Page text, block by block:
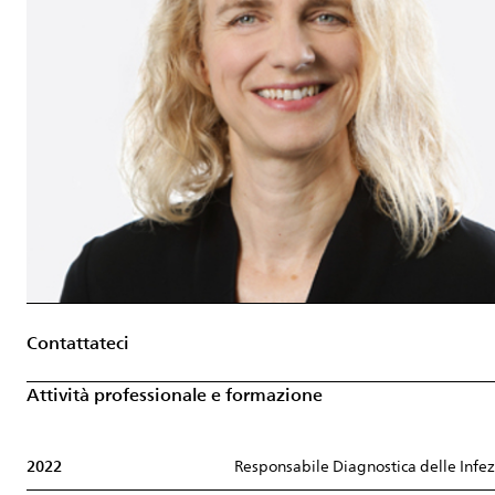
Contattateci
Attività professionale e formazione
2022 Responsabile Diagnostica delle